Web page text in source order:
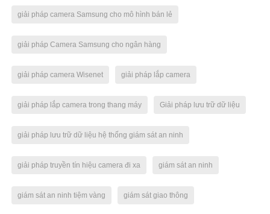
giải pháp camera Samsung cho mô hình bán lẻ
giải pháp Camera Samsung cho ngân hàng
giải pháp camera Wisenet giải pháp lắp camera
giải pháp lắp camera trong thang máy Giải pháp lưu trữ dữ liệu
giải pháp lưu trữ dữ liệu hệ thống giám sát an ninh
giải pháp truyền tín hiệu camera đi xa giám sát an ninh
giám sát an ninh tiệm vàng giám sát giao thông